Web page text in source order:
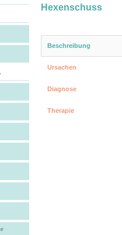
Hexenschuss
Beschreibung
Ursachen
Diagnose
Therapie